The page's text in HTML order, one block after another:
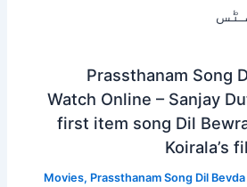
Prassthanam Song
Watch Online – Sanjay
first item song Dil
Koirala’s
Movies, Prassthanam Song Dil Bevda